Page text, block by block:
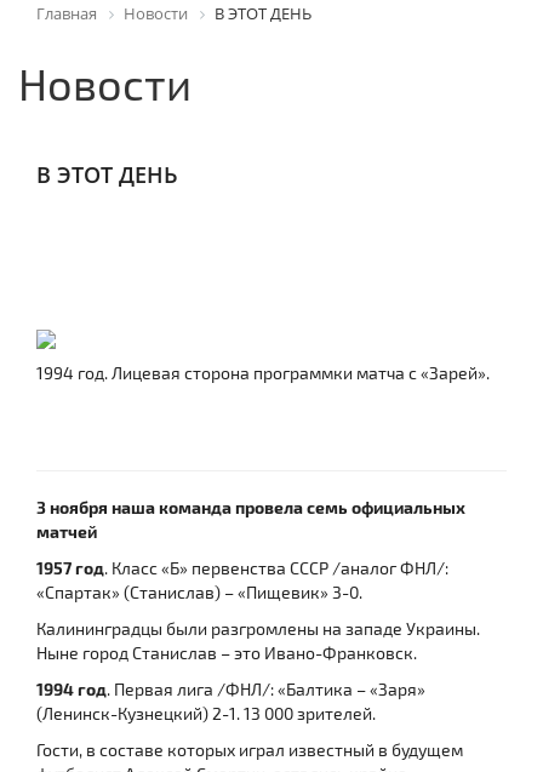
Главная Новости В ЭТОТ ДЕНЬ
Новости
В ЭТОТ ДЕНЬ
1994 год. Лицевая сторона программки матча с «Зарей».
3 ноября наша команда провела семь официальных
матчей
1957 год. Класс «Б» первенства СССР /аналог ФНЛ/:
«Спартак» (Станислав) – «Пищевик» 3-0.
Калининградцы были разгромлены на западе Украины.
Ныне город Станислав – это Ивано-Франковск.
1994 год. Первая лига /ФНЛ/: «Балтика – «Заря»
(Ленинск-Кузнецкий) 2-1. 13 000 зрителей.
Гости, в составе которых играл известный в будущем